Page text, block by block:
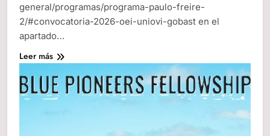
general/programas/programa-paulo-freire-
2/#convocatoria-2026-oei-uniovi-gobast en el
apartado…
Leer más